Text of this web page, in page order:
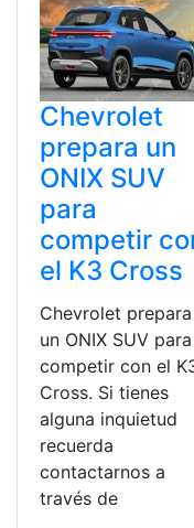
Chevrolet
prepara un
ONIX SUV
para
competir
el K3 Cross
Chevrolet prepara
un ONIX SUV para
competir con el
Cross. Si tienes
alguna inquietud
recuerda
contactarnos a
través de